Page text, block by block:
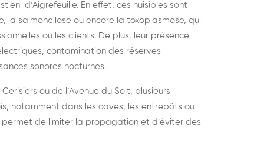
d'Aigrefeuille. En effet, ces nuisibles sont
la salmonellose ou encore la toxoplasmose, qui
ou les clients. De plus, leur présence
contamination des réserves
sonores nocturnes.
ou de l’Avenue du Solt, plusieurs
notamment dans les caves, les entrepôts ou
permet de limiter la propagation et d’éviter des